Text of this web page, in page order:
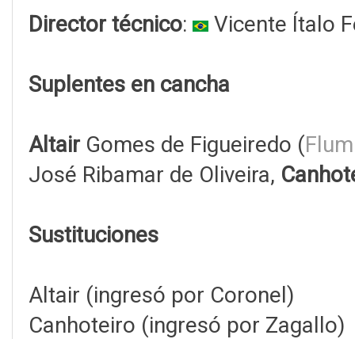
Director técnico: Vicente Ítalo
Suplentes en cancha
AltairGomes de Figueiredo (
José Ribamar de Oliveira,
Sustituciones
Altair (ingresó por Coronel)
Canhoteiro (ingresó por Zagallo)